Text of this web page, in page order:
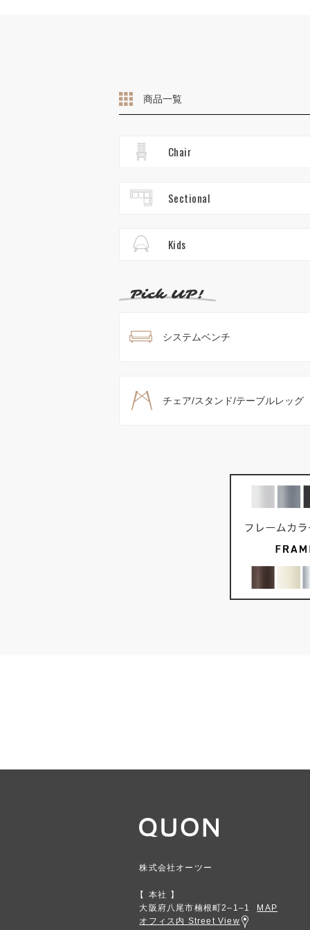
商品一覧
Chair
Sectional
Kids
システムベンチ
チェア/スタンド/テーブルレッグ
株式会社オーツー
本社
大阪府八尾市楠根町2‒1‒1
MAP
オフィス内 Street View